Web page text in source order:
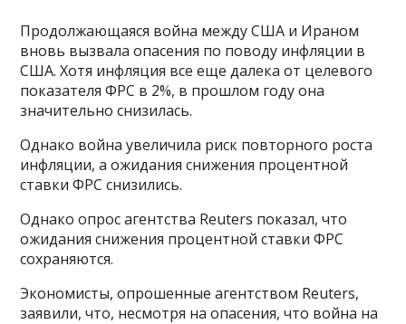
Продолжающаяся война между США и Ираном
вновь вызвала опасения по поводу инфляции в
США. Хотя инфляция все еще далека от целевого
показателя ФРС в 2%, в прошлом году она
значительно снизилась.
Однако война увеличила риск повторного роста
инфляции, а ожидания снижения процентной
ставки ФРС снизились.
Однако опрос агентства Reuters показал, что
ожидания снижения процентной ставки ФРС
сохраняются.
Экономисты, опрошенные агентством Reuters,
заявили, что, несмотря на опасения, что война на